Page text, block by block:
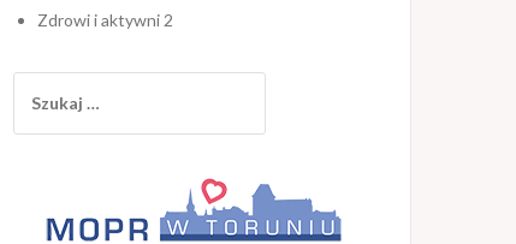
Zdrowi i aktywni 2